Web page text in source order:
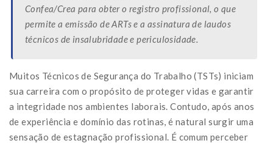
Confea/Crea para obter o registro profissional, o que
permite a emissão de ARTs e a assinatura de laudos
técnicos de insalubridade e periculosidade.
Muitos Técnicos de Segurança do Trabalho (TSTs) iniciam
sua carreira com o propósito de proteger vidas e garantir
a integridade nos ambientes laborais. Contudo, após anos
de experiência e domínio das rotinas, é natural surgir uma
sensação de estagnação profissional. É comum perceber